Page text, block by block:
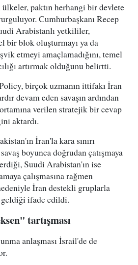
paktın herhangi bir devlete
Cumhurbaşkanı Recep
Arabistanlı yetkililer,
bir blok oluşturmayı ya da
etmeyi amaçlamadığını, temel
artırmak olduğunu belirtti.
birçok uzmanın ittifakı İran
devam eden savaşın ardından
verilen stratejik bir cevap
aktardı.
İran'la kara sınırı
boyunca doğrudan çatışmaya
Suudi Arabistan'ın ise
çalışmasına rağmen
İran destekli gruplarla
geldiği ifade edildi.
tartışması
anlaşması İsrail'de de